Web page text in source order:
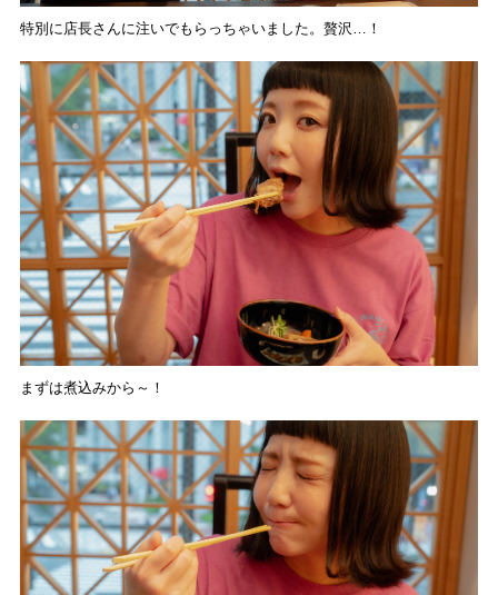
特別に店長さんに注いでもらっちゃいました。贅沢…！
まずは煮込みから～！